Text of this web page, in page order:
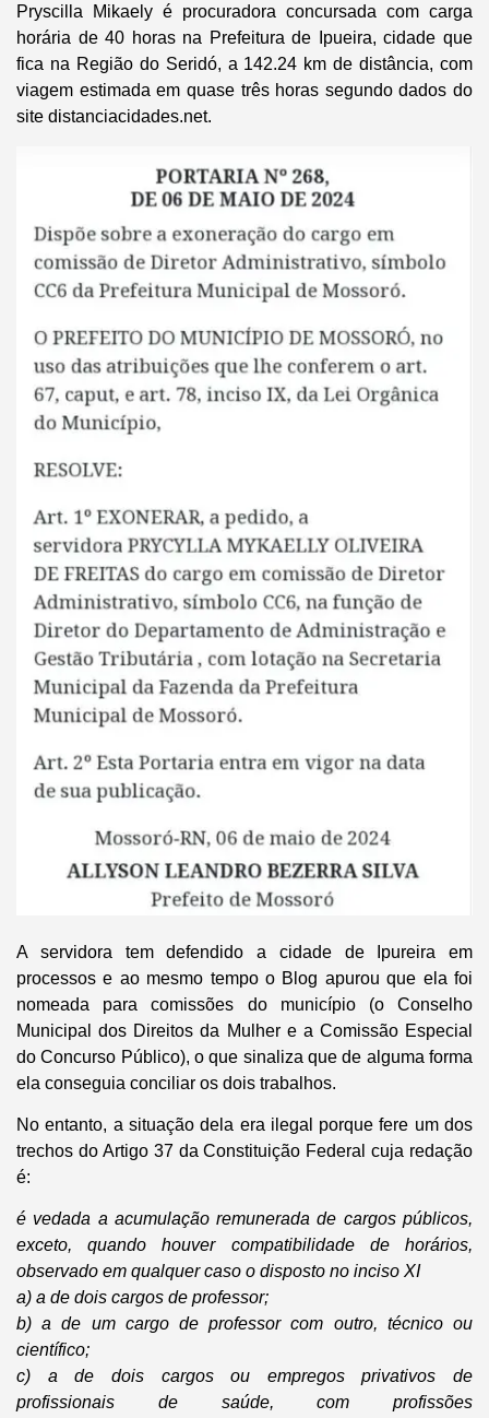
Pryscilla Mikaely é procuradora concursada com carga
horária de 40 horas na Prefeitura de Ipueira, cidade que
fica na Região do Seridó, a 142.24 km de distância, com
viagem estimada em quase três horas segundo dados do
site distanciacidades.net.
A servidora tem defendido a cidade de Ipureira em
processos e ao mesmo tempo o Blog apurou que ela foi
nomeada para comissões do município (o Conselho
Municipal dos Direitos da Mulher e a Comissão Especial
do Concurso Público), o que sinaliza que de alguma forma
ela conseguia conciliar os dois trabalhos.
No entanto, a situação dela era ilegal porque fere um dos
trechos do Artigo 37 da Constituição Federal cuja redação
é:
é vedada a acumulação remunerada de cargos públicos,
exceto, quando houver compatibilidade de horários,
observado em qualquer caso o disposto no inciso XI
a) a de dois cargos de professor;
b) a de um cargo de professor com outro, técnico ou
científico;
c) a de dois cargos ou empregos privativos de
profissionais de saúde, com profissões